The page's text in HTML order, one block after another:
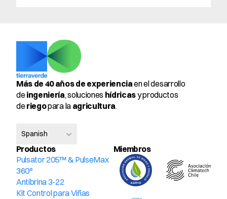
Más de 40 años de experiencia en el desarrollo
de ingeniería, soluciones hídricas y productos
de riego para la agricultura.
Spanish
Productos
Pulsator 205™ & PulseMax
360°
Antibrina 3-22
Kit Control para Viñas
Miembros